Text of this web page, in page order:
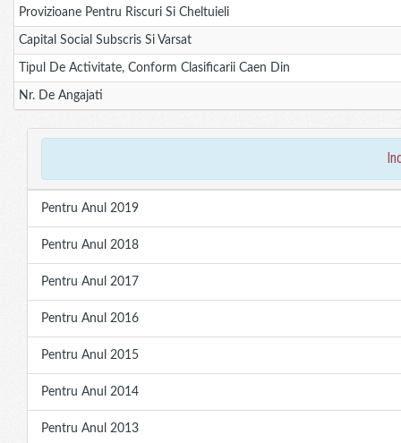
Provizioane Pentru Riscuri Si Cheltuieli
Capital Social Subscris Si Varsat
Tipul De Activitate, Conform Clasificarii Caen Din
Nr. De Angajati
Pentru Anul 2019
Pentru Anul 2018
Pentru Anul 2017
Pentru Anul 2016
Pentru Anul 2015
Pentru Anul 2014
Pentru Anul 2013